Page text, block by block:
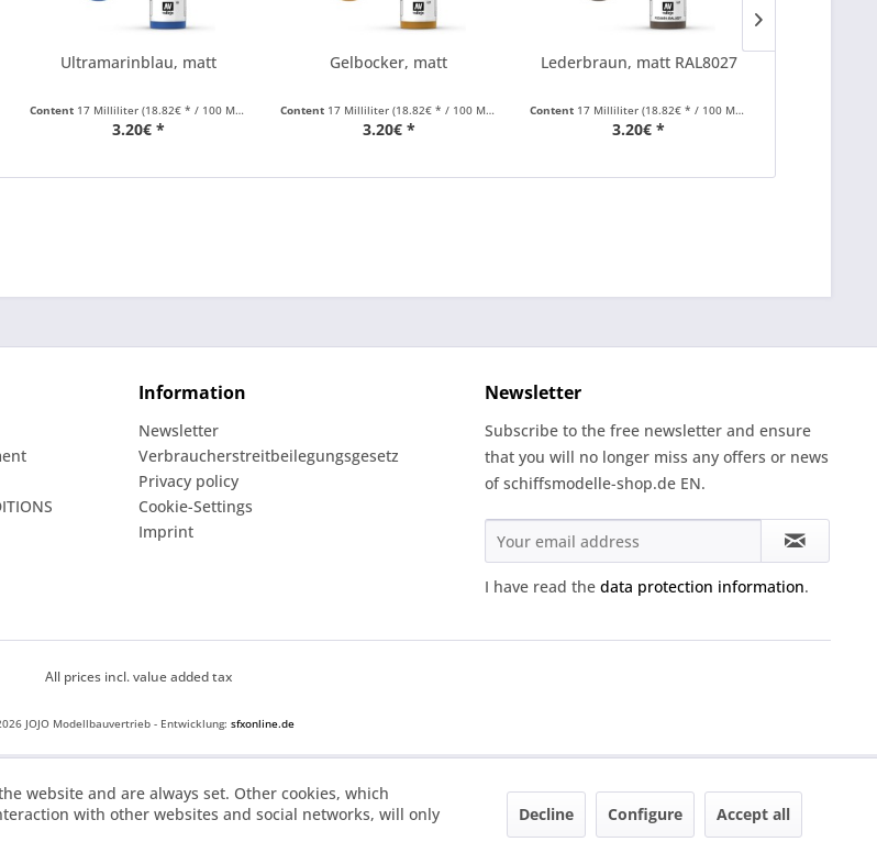
Ultramarinblau, matt
Content 17 Milliliter(18.82€ * / 100 Milliliter)
3.20€ *
Gelbocker, matt
Content 17 Milliliter (18.82€ * / 100 Milliliter)
3.20€ *
Lederbraun, matt RAL8027
Content 17 Milliliter(18.82€ * / 100 Milliliter)
3.20€ *
Information
Newsletter
Verbraucherstreitbeilegungsgesetz
Privacy policy
Cookie-Settings
Imprint
Newsletter
Subscribe to the free newsletter and ensure
that you will no longer miss any offers or news
of schiffsmodelle-shop.de EN.
I have read the data protection information.
All prices incl. value added tax
JOJO Modellbauvertrieb - Entwicklung: sfxonline.de
website and are always set. Other cookies, which
with other websites and social networks, will only
Decline Configure Accept all